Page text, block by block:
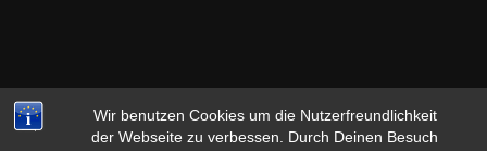
Wir benutzen Cookies um die Nutzerfreundlichkeit
der Webseite zu verbessen. Durch Deinen Besuch
IMPRESSUM AGB